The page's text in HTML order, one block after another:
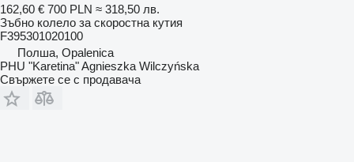
162,60 € 700 PLN ≈ 318,50 лв.
Зъбно колело за скоростна кутия
F395301020100
Полша, Opalenica
PHU "Karetina" Agnieszka Wilczyńska
Свържете се с продавача